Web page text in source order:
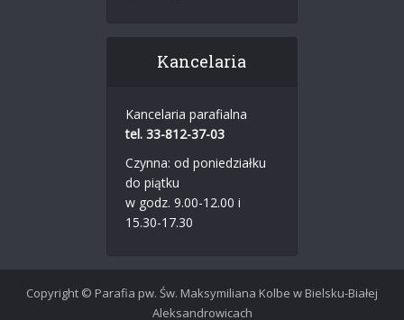
Kancelaria
Kancelaria parafialna
tel. 33-812-37-03
Czynna: od poniedziałku
do piątku
w godz. 9.00-12.00 i
15.30-17.30
Copyright © Parafia pw. Św. Maksymiliana Kolbe w Bielsku-Białej
Aleksandrowicach